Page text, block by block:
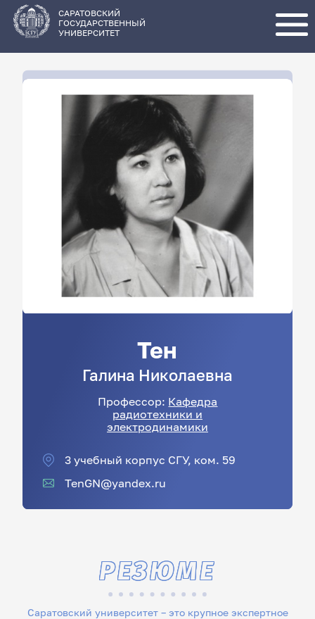
основному
содержанию
САРАТОВСКИЙ
ГОСУДАРСТВЕННЫЙ
УНИВЕРСИТЕТ
Тен
Галина Николаевна
Профессор: Кафедра
радиотехники и
электродинамики
3 учебный корпус СГУ, ком. 59
TenGN@yandex.ru
Саратовский университет – это крупное экспертное
РЕЗЮМЕ